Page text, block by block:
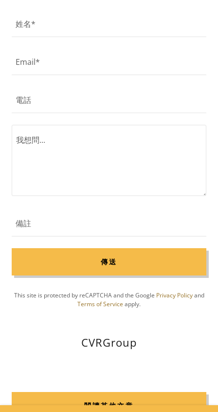
姓名*
Email*
電話
備註
傳送
This site is protected by reCAPTCHA and the Google Privacy Policyand
Terms of Service apply.
CVRGroup
閱讀其他文章